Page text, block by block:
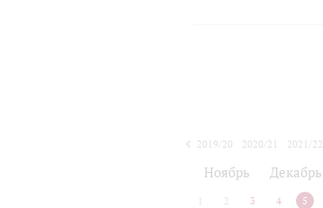
2019/20 2020/21 2021/22
Ноябрь Декабрь
2 3 4 5